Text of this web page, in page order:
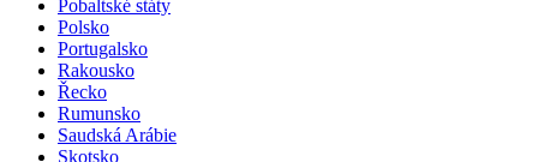
Pobaltské státy
Polsko
Portugalsko
Rakousko
Řecko
Rumunsko
Saudská Arábie
Skotsko